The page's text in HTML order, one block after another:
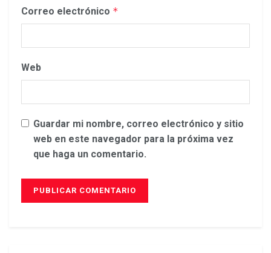
Correo electrónico *
Web
Guardar mi nombre, correo electrónico y sitio
web en este navegador para la próxima vez
que haga un comentario.